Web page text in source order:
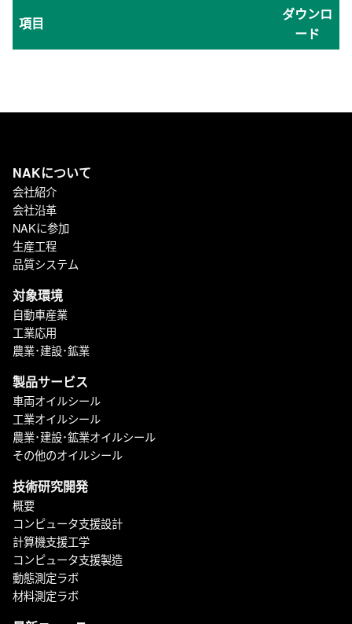
項目
ダウンロ
ード
NAKについて
会社紹介
会社沿革
NAKに参加
生産工程
品質システム
対象環境
自動車産業
工業応用
農業･建設･鉱業
製品サービス
車両オイルシール
工業オイルシール
農業･建設･鉱業オイルシール
その他のオイルシール
技術研究開発
概要
コンピュータ支援設計
計算機支援工学
コンピュータ支援製造
動態測定ラボ
材料測定ラボ